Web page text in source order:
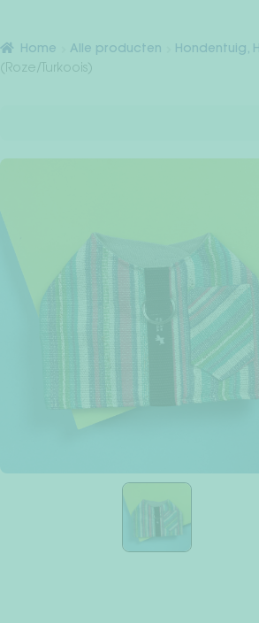
Home Alle producten Hondentuig,
(Roze/Turkoois)